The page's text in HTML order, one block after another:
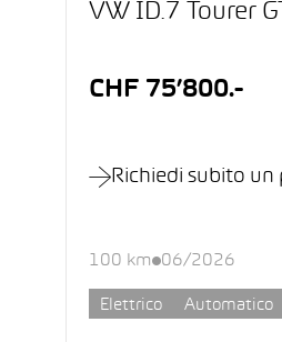
VW ID.7 Tourer
CHF 75’800.-
Richiedi subito un
100 km 06/2026
Elettrico Automatico